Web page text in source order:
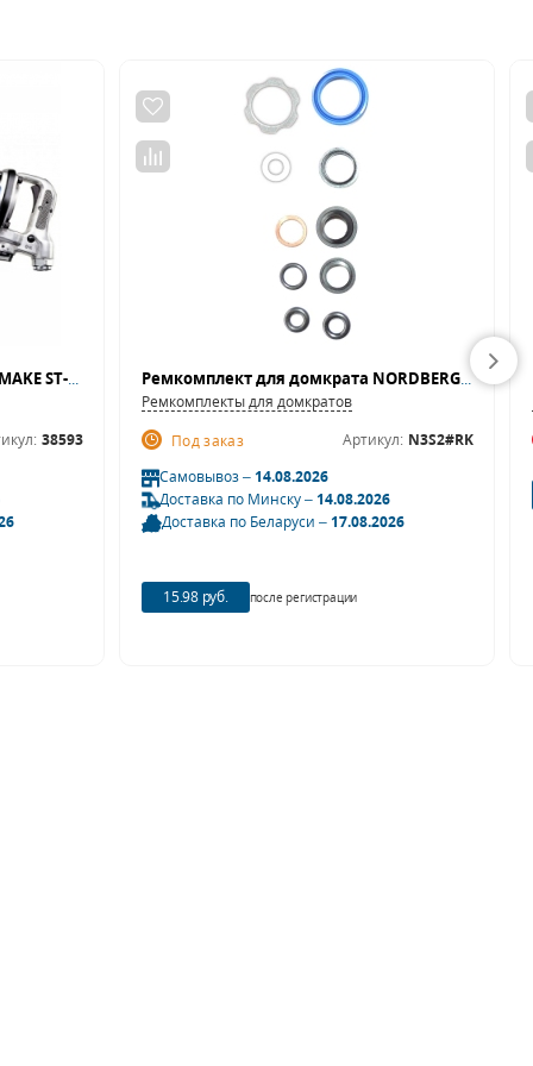
Грузовой пневмогайковерт SUMAKE ST-55881-8
38593
Ремкомплект для домкрата NORDBERG N3S2
Ремкомплекты для домкратов
Под заказ
Артикул: N3S2#RK
Самовывоз –14.08.2026
Доставка по Минску –14.08.2026
Доставка по Беларуси –17.08.2026
15.98 руб. после регистрации